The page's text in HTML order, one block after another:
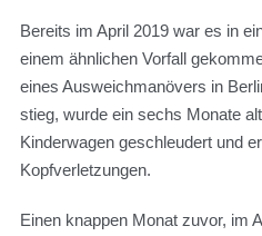
Bereits im April 2019 war es in
einem ähnlichen Vorfall
eines Ausweichmanövers in
stieg, wurde ein sechs Monate
Kinderwagen geschleudert und
Kopfverletzungen.
Einen knappen Monat zuvor, im